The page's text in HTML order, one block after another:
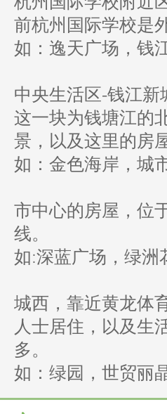
前杭州国际学校是
如：逸天广场，钱
中央生活区-钱江新
这一块为钱塘江的
景，以及这里的房
如：金色海岸，城
市中心的房屋，位
线。
如:深蓝广场，绿洲
城西，靠近黄龙体
人士居住，以及生
多。
如：绿园，世贸丽